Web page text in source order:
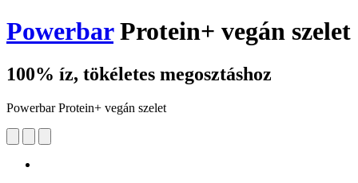
PowerbarProtein+ vegán szelet
100% íz, tökéletes megosztáshoz
Powerbar Protein+ vegán szelet